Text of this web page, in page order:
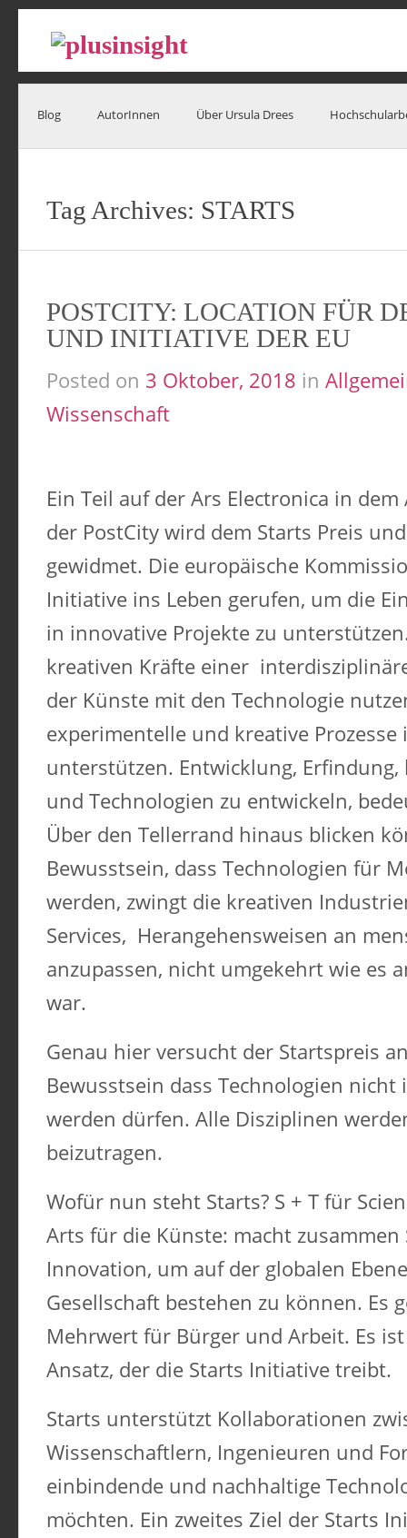
Blog AutorInnen Über Ursula Drees
Tag Archives: STARTS
POSTCITY: LOCATION FÜR
UND INITIATIVE DER EU
Posted on 3 Oktober, 2018 in
Wissenschaft
Ein Teil auf der Ars Electronica in
der PostCity wird dem Starts Preis
gewidmet. Die europäische
Initiative ins Leben gerufen, um die
in innovative Projekte zu
kreativen Kräfte einer
der Künste mit den Technologie
experimentelle und kreative
unterstützen. Entwicklung,
und Technologien zu entwickeln,
Über den Tellerrand hinaus blicken
Bewusstsein, dass Technologien für
werden, zwingt die kreativen
Services, Herangehensweisen an
anzupassen, nicht umgekehrt wie es
war.
Genau hier versucht der Startspreis
Bewusstsein dass Technologien
werden dürfen. Alle Disziplinen
beizutragen.
Wofür nun steht Starts? S + T für
Arts für die Künste: macht
Innovation, um auf der globalen
Gesellschaft bestehen zu können. Es
Mehrwert für Bürger und Arbeit. Es
Ansatz, der die Starts Initiative treibt.
Starts unterstützt Kollaborationen
Wissenschaftlern, Ingenieuren und
einbindende und nachhaltige
möchten. Ein zweites Ziel der Starts